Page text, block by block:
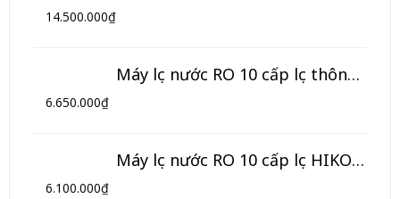
14.500.000₫
Máy lọc nước RO 10 cấp lọc thông minh HIKOOL (Model HL-10TM)
6.650.000₫
Máy lọc nước RO 10 cấp lọc HIKOOL (Model HL-10T)
6.100.000₫